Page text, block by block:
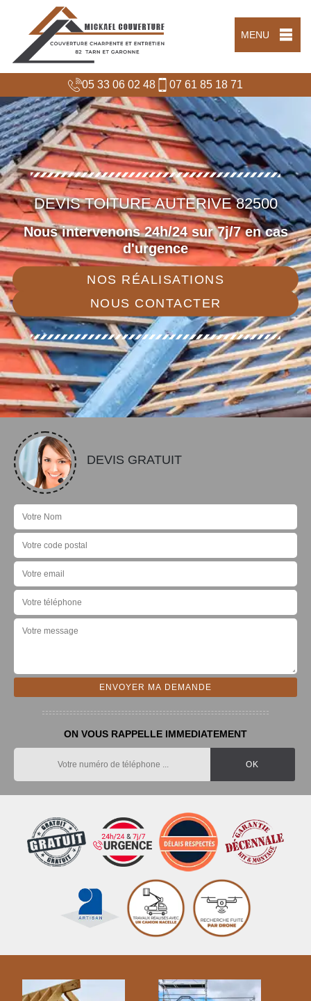
MENU
05 33 06 02 48 07 61 85 18 71
DEVIS TOITURE AUTERIVE 82500
Nous intervenons 24h/24 sur 7j/7 en cas
d'urgence
NOS RÉALISATIONS
NOUS CONTACTER
DEVIS GRATUIT
ON VOUS RAPPELLE IMMEDIATEMENT